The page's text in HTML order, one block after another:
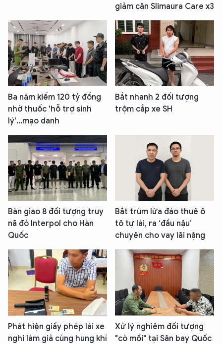
giảm cân Slimaura Care x3
Ba năm kiếm 120 tỷ đồng
nhờ thuốc 'hỗ trợ sinh
lý'...mạo danh
Bắt nhanh 2 đối tượng
trộm cắp xe SH
Bàn giao 8 đối tượng truy
nã đỏ Interpol cho Hàn
Quốc
Bắt trùm lừa đảo thuê ô
tô tự lái, ra ‘đầu nậu’
chuyên cho vay lãi nặng
Phát hiện giấy phép lái xe
nghi làm giả cùng hung khí
Xử lý nghiêm đối tượng
"cò mồi" tại Sân bay Quốc